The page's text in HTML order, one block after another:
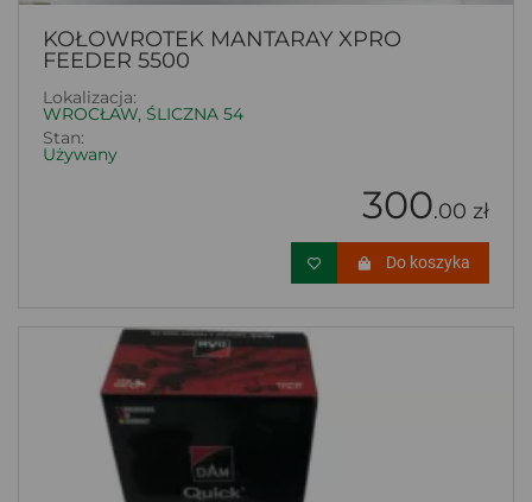
KOŁOWROTEK MANTARAY XPRO
FEEDER 5500
Lokalizacja:
WROCŁAW, ŚLICZNA 54
Stan:
Używany
300.00 zł
Do koszyka